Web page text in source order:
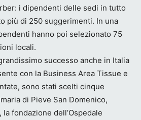
i dipendenti delle sedi in tutto
più di 250 suggerimenti. In una
hanno poi selezionato 75
locali.
successo anche in Italia
con la Business Area Tissue e
sono stati scelti cinque
di Pieve San Domenico,
la fondazione dell’Ospedale